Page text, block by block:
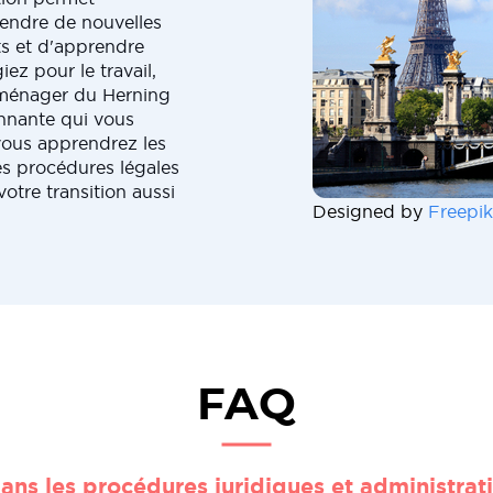
de nouvelles
et d'apprendre
pour le travail,
du Herning
qui vous
apprendrez les
procédures légales
transition aussi
Designed by Freepik
FAQ
les procédures juridiques et